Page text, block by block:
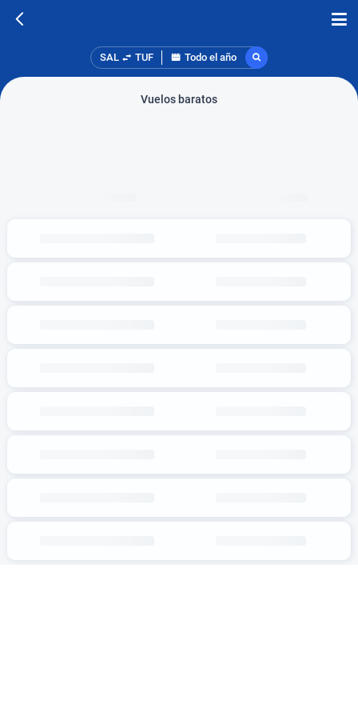
SAL TUF Todo el año
Vuelos baratos